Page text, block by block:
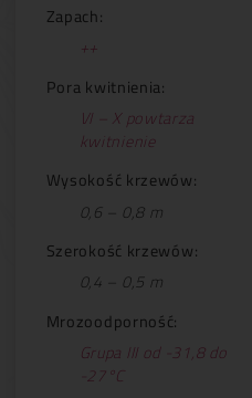
Zapach:
++
Pora kwitnienia:
VI – X powtarza
kwitnienie
Wysokość krzewów:
0,6 – 0,8 m
Szerokość krzewów:
0,4 – 0,5 m
Mrozoodporność:
Grupa III od -31,8 do
-27°C